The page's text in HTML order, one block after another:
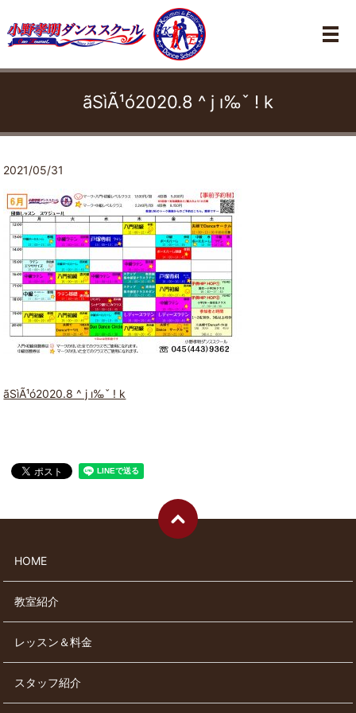
メ
ãSìÃ¹ó2020.8 ^ j ı‰ˇ ! k
2021/05/31
ãSìÃ¹ó2020.8 ^ j ı‰ˇ ! k
HOME
教室紹介
レッスン＆料金
スタッフ紹介